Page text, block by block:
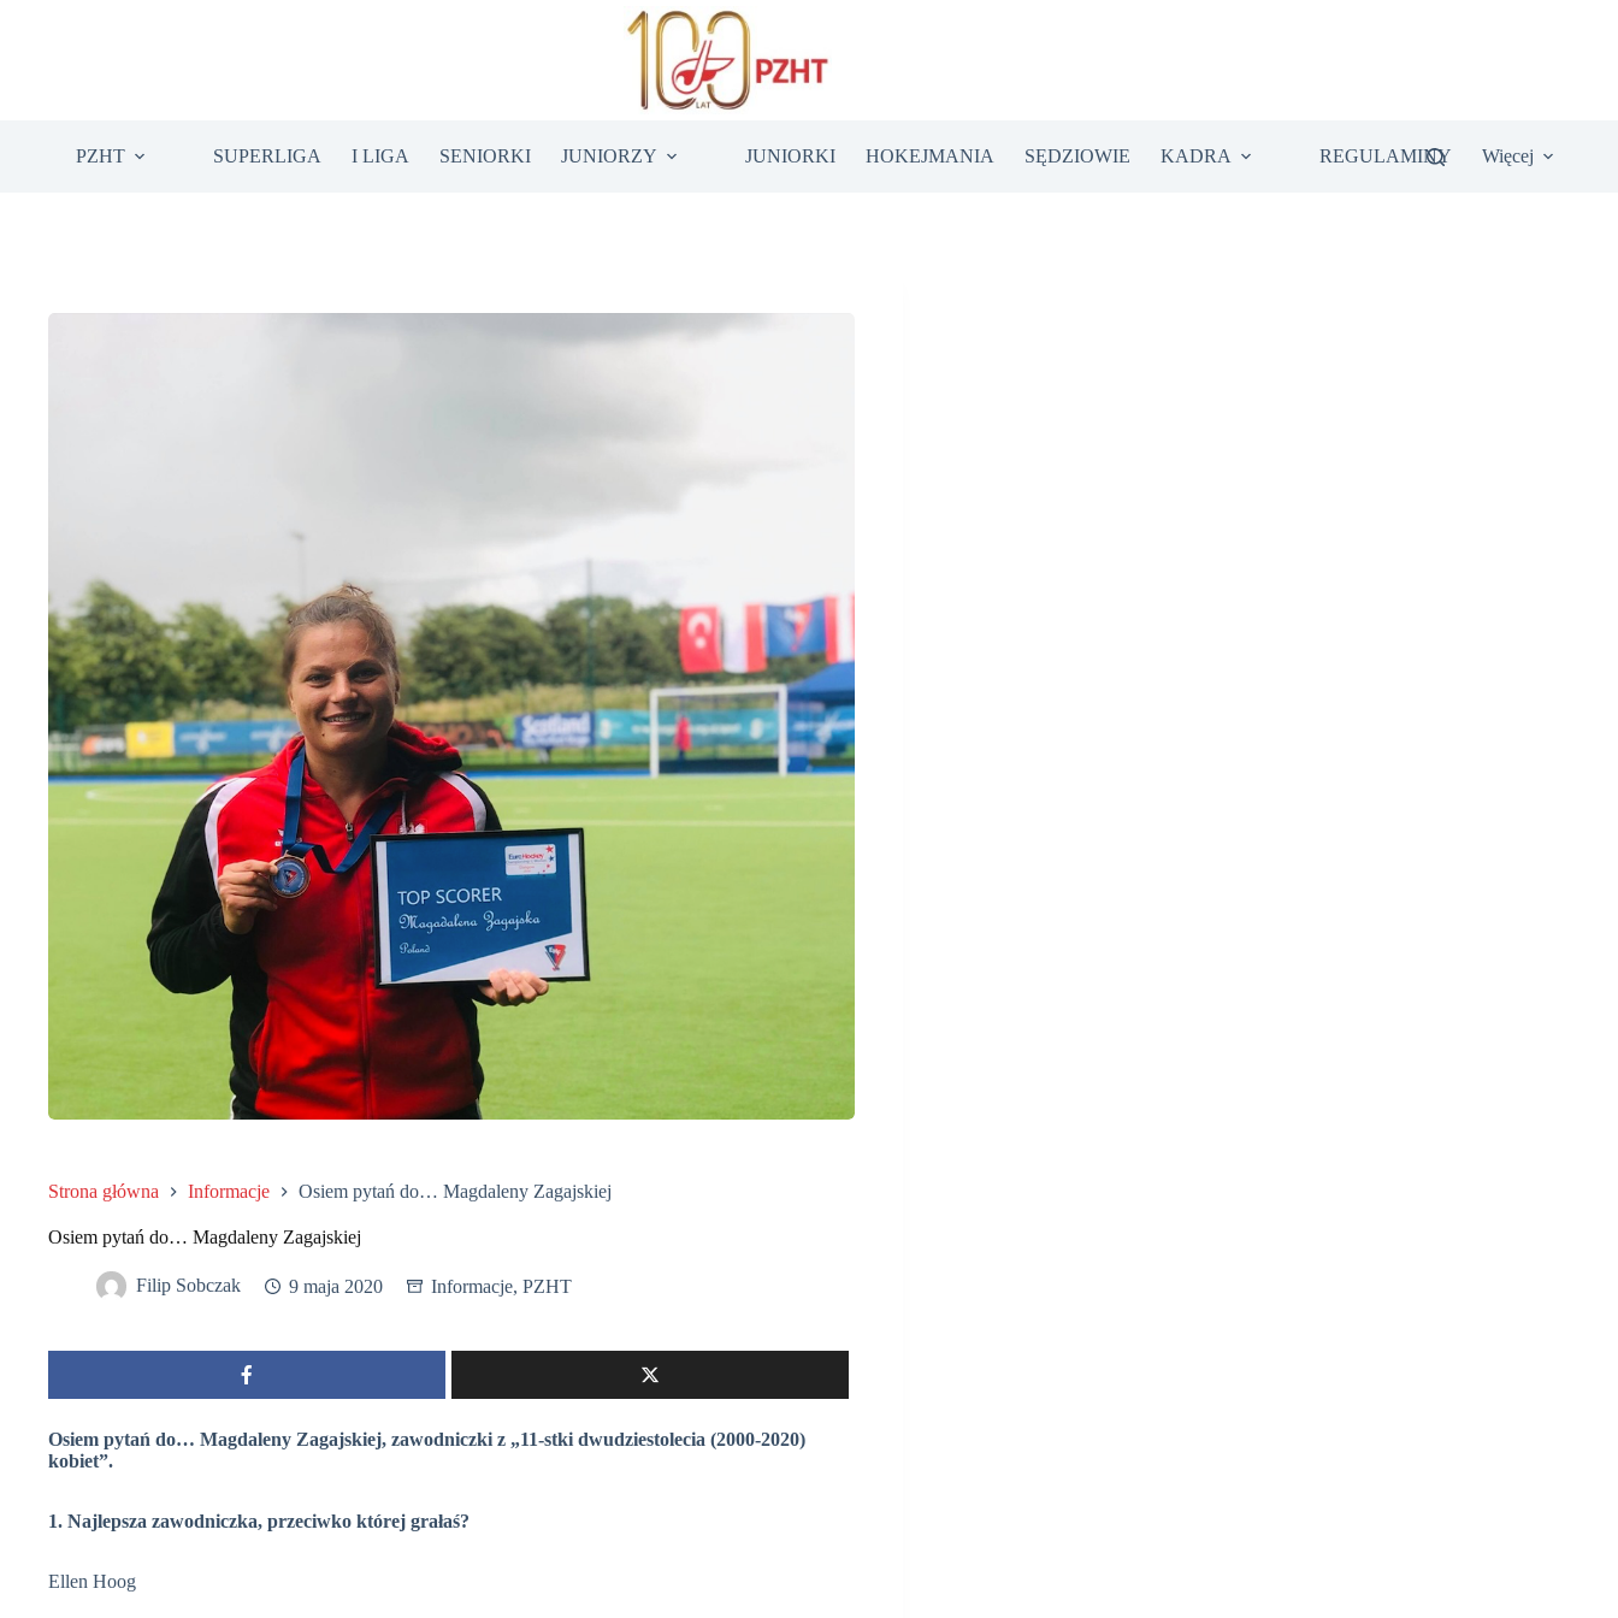
PZHT SUPERLIGA I LIGA SENIORKI JUNIORZY JUNIORKI HOKEJMANIA SĘDZIOWIE KADRA REGULAMINY Więcej
Strona główna Informacje Osiem pytań do… Magdaleny Zagajskiej
Osiem pytań do… Magdaleny Zagajskiej
Filip Sobczak 9 maja 2020 Informacje, PZHT
Osiem pytań do… Magdaleny Zagajskiej, zawodniczki z „11-stki dwudziestolecia (2000-2020)
kobiet”.
1. Najlepsza zawodniczka, przeciwko której grałaś?
Ellen Hoog